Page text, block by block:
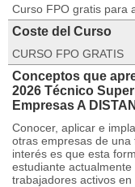
Curso FPO gratis para
Coste del Curso
CURSO FPO GRATIS
Conceptos que
2026 Técnico
Empresas A
Conocer, aplicar e
otras empresas de
interés es que esta
estudiante
trabajadores activos